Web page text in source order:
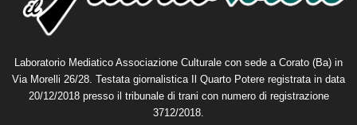
Laboratorio Mediatico Associazione Culturale con sede a Corato (Ba) in
Via Morelli 26/28. Testata giornalistica Il Quarto Potere registrata in data
20/12/2018 presso il tribunale di trani con numero di registrazione
3712/2018.